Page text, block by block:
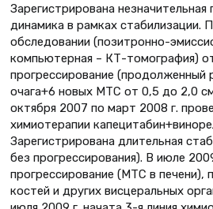
Зарегистрирована
динамика в рамках стабилизации.
обследовании (позитронно-
компьютерная – КТ-томография)
прогрессирование (продолженный
очага+6 новых МТС от 0,5 до 2,0
октября 2007 по март 2008 г.
химиотерапии
Зарегистрирована длительная
без прогрессирования). В июле
прогрессирование (МТС в печени),
костей и других висцеральных